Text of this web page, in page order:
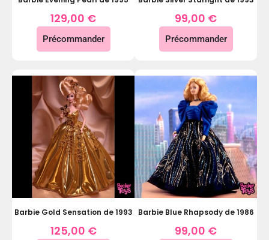
129,00 €
Précommander
99,00 €
Précommander
Barbie Gold Sensation de 1993
125,00 €
Barbie Blue Rhapsody de 1986
99,00 €